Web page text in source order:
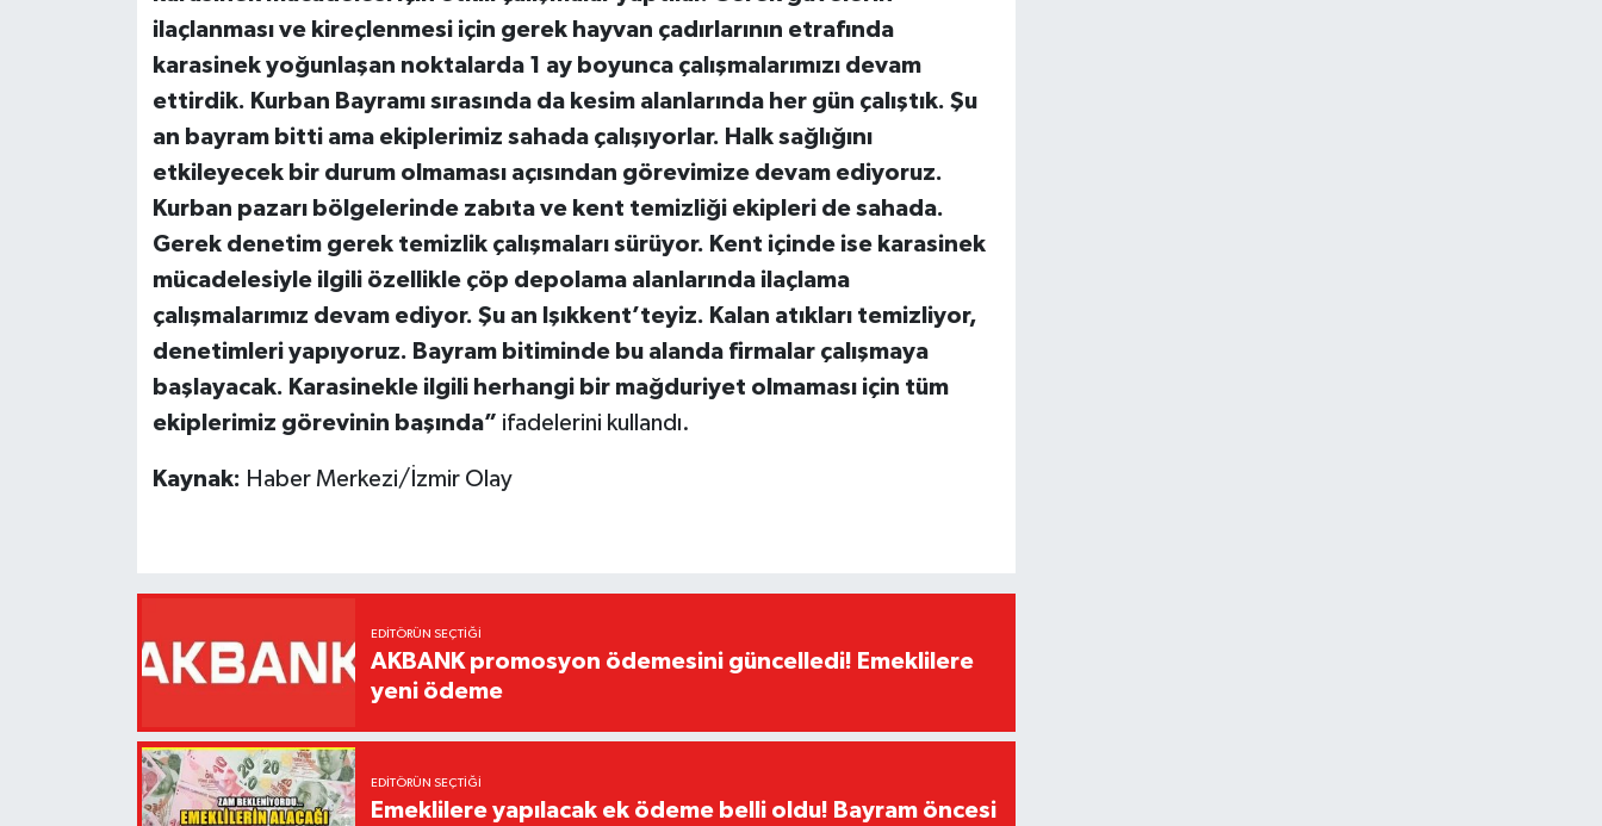
ilaçlanması ve kireçlenmesi için gerek hayvan çadırlarının etrafında
karasinek yoğunlaşan noktalarda 1 ay boyunca çalışmalarımızı devam
ettirdik. Kurban Bayramı sırasında da kesim alanlarında her gün çalıştık. Şu
an bayram bitti ama ekiplerimiz sahada çalışıyorlar. Halk sağlığını
etkileyecek bir durum olmaması açısından görevimize devam ediyoruz.
Kurban pazarı bölgelerinde zabıta ve kent temizliği ekipleri de sahada.
Gerek denetim gerek temizlik çalışmaları sürüyor. Kent içinde ise karasinek
mücadelesiyle ilgili özellikle çöp depolama alanlarında ilaçlama
çalışmalarımız devam ediyor. Şu an Işıkkent’teyiz. Kalan atıkları temizliyor,
denetimleri yapıyoruz. Bayram bitiminde bu alanda firmalar çalışmaya
başlayacak. Karasinekle ilgili herhangi bir mağduriyet olmaması için tüm
ekiplerimiz görevinin başında” ifadelerini kullandı.
Kaynak: Haber Merkezi/İzmir Olay
EDITÖRÜN SEÇTIĞI
AKBANK promosyon ödemesini güncelledi! Emeklilere
yeni ödeme
EDITÖRÜN SEÇTIĞI
Emeklilere yapılacak ek ödeme belli oldu! Bayram öncesi